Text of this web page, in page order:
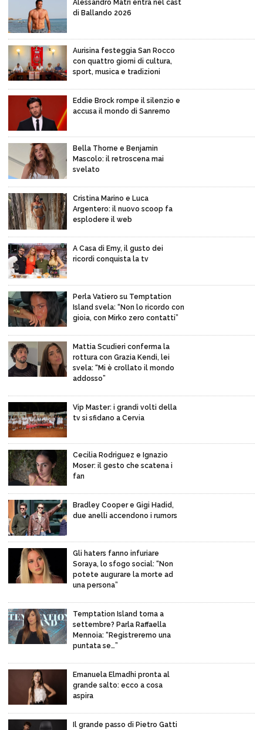
Alessandro Matri entra nel cast
di Ballando 2026
Aurisina festeggia San Rocco
con quattro giorni di cultura,
sport, musica e tradizioni
Eddie Brock rompe il silenzio e
accusa il mondo di Sanremo
Bella Thorne e Benjamin
Mascolo: il retroscena mai
svelato
Cristina Marino e Luca
Argentero: il nuovo scoop fa
esplodere il web
A Casa di Emy, il gusto dei
ricordi conquista la tv
Perla Vatiero su Temptation
Island svela: “Non lo ricordo con
gioia, con Mirko zero contatti”
Mattia Scudieri conferma la
rottura con Grazia Kendi, lei
svela: “Mi è crollato il mondo
addosso”
Vip Master: i grandi volti della
tv si sfidano a Cervia
Cecilia Rodriguez e Ignazio
Moser: il gesto che scatena i
fan
Bradley Cooper e Gigi Hadid,
due anelli accendono i rumors
Gli haters fanno infuriare
Soraya, lo sfogo social: “Non
potete augurare la morte ad
una persona”
Temptation Island torna a
settembre? Parla Raffaella
Mennoia: “Registreremo una
puntata se…”
Emanuela Elmadhi pronta al
grande salto: ecco a cosa
aspira
Il grande passo di Pietro Gatti